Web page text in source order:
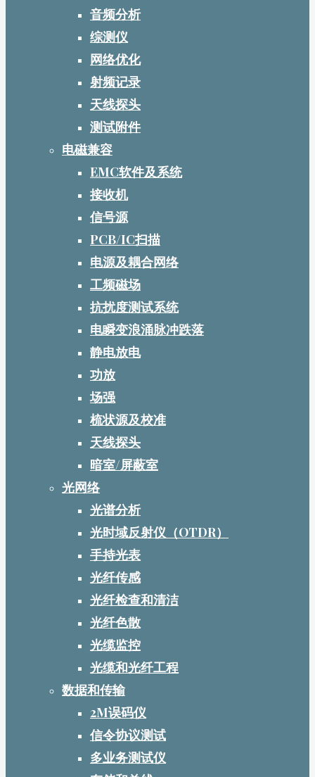
音频分析
综测仪
网络优化
射频记录
天线探头
测试附件
电磁兼容
EMC软件及系统
接收机
信号源
PCB/IC扫描
电源及耦合网络
工频磁场
抗扰度测试系统
电瞬变浪涌脉冲跌落
静电放电
功放
场强
梳状源及校准
天线探头
暗室/屏蔽室
光网络
光谱分析
光时域反射仪（OTDR）
手持光表
光纤传感
光纤检查和清洁
光纤色散
光缆监控
光缆和光纤工程
数据和传输
2M误码仪
信令协议测试
多业务测试仪